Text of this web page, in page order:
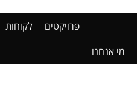
מי אנחנו
פרויקטים לקוחות